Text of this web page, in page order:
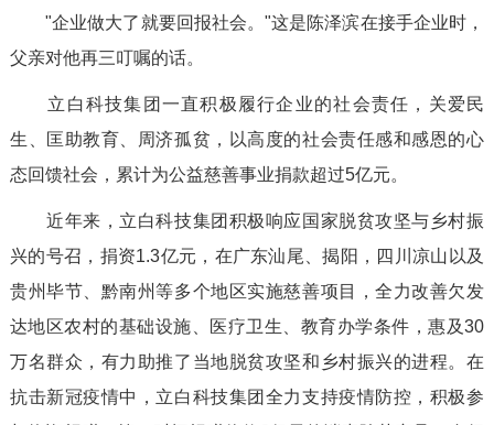
"企业做大了就要回报社会。"这是陈泽滨在接手企业时，
父亲对他再三叮嘱的话。
立白科技集团一直积极履行企业的社会责任，关爱民
生、匡助教育、周济孤贫，以高度的社会责任感和感恩的心
态回馈社会，累计为公益慈善事业捐款超过5亿元。
近年来，立白科技集团积极响应国家脱贫攻坚与乡村振
兴的号召，捐资1.3亿元，在广东汕尾、揭阳，四川凉山以及
贵州毕节、黔南州等多个地区实施慈善项目，全力改善欠发
达地区农村的基础设施、医疗卫生、教育办学条件，惠及30
万名群众，有力助推了当地脱贫攻坚和乡村振兴的进程。在
抗击新冠疫情中，立白科技集团全力支持疫情防控，积极参